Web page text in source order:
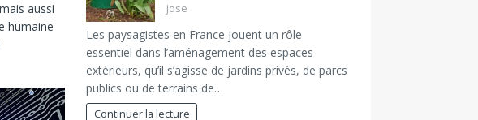
aussi
humaine
jose
Les paysagistes en France jouent un rôle
essentiel dans l’aménagement des espaces
extérieurs, qu’il s’agisse de jardins privés, de parcs
publics ou de terrains de…
Continuer la lecture